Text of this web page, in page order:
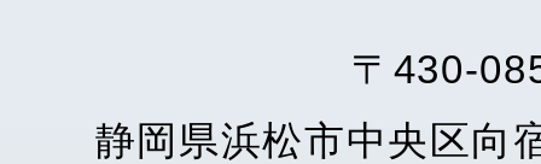
〒430-
静岡県浜松市中央区向